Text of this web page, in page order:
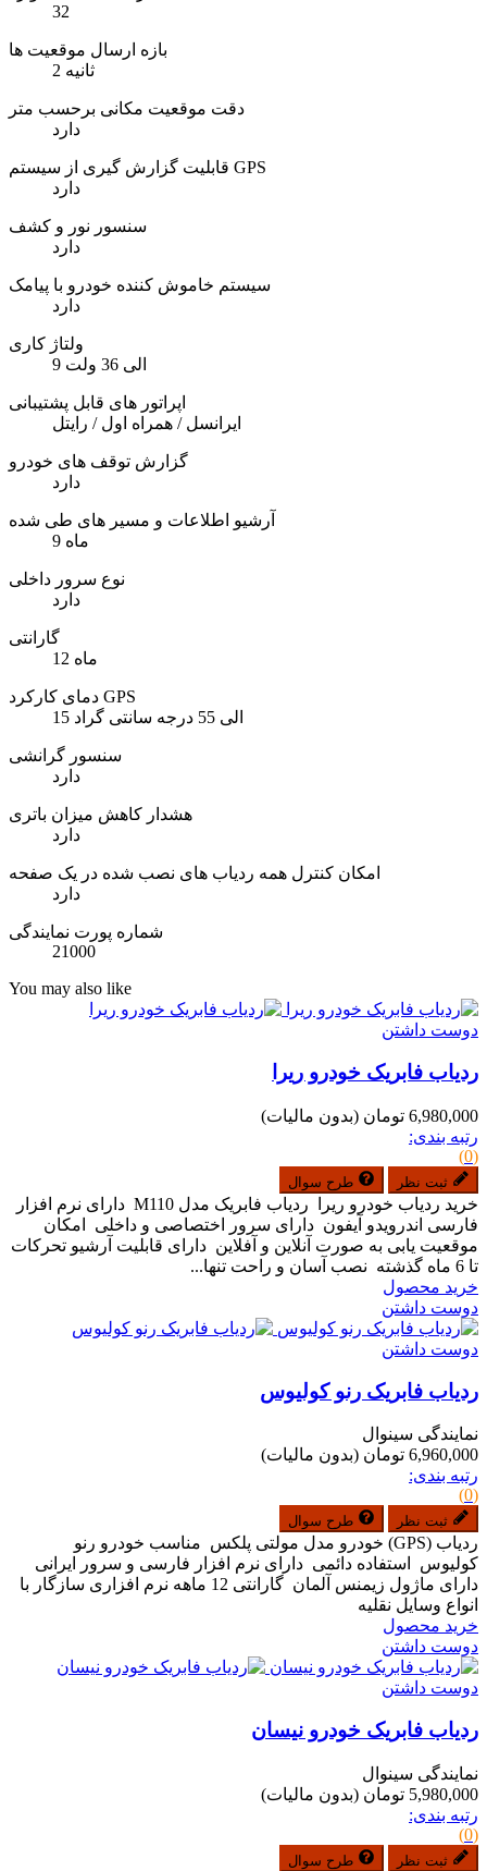
32
بازه ارسال موقعیت ها
2 ثانیه
دقت موقعیت مکانی برحسب متر
دارد
قابلیت گزارش گیری از سیستم GPS
دارد
سنسور نور و کشف
دارد
سیستم خاموش کننده خودرو با پیامک
دارد
ولتاژ کاری
9 الی 36 ولت
اپراتور های قابل پشتیبانی
ایرانسل / همراه اول / رایتل
گزارش توقف های خودرو
دارد
آرشیو اطلاعات و مسیر های طی شده
9 ماه
نوع سرور داخلی
دارد
گارانتی
12 ماه
دمای کارکرد GPS
15 الی 55 درجه سانتی گراد
سنسور گرانشی
دارد
هشدار کاهش میزان باتری
دارد
امکان کنترل همه ردیاب های نصب شده در یک صفحه
دارد
شماره پورت نمایندگی
21000
You may also like
دوست داشتن
ردیاب فابریک خودرو ریرا
6,980,000 تومان
(بدون مالیات)
رتبه بندی:
(0)
ثبت نظر طرح سوال
خرید ردیاب خودرو ریرا ردیاب فابریک مدل M110 دارای نرم افزار
فارسی اندرویدو آیفون دارای سرور اختصاصی و داخلی امکان
موقعیت یابی به صورت آنلاین و آفلاین دارای قابلیت آرشیو تحرکات
تا 6 ماه گذشته نصب آسان و راحت تنها...
خرید محصول
دوست داشتن
دوست داشتن
ردیاب فابریک رنو کولیوس
نمایندگی سینوال
6,960,000 تومان
(بدون مالیات)
رتبه بندی:
(0)
ثبت نظر طرح سوال
ردیاب (GPS) خودرو مدل مولتی پلکس مناسب خودرو رنو
کولیوس استفاده دائمی دارای نرم افزار فارسی و سرور ایرانی
دارای ماژول زیمنس آلمان گارانتی 12 ماهه نرم افزاری سازگار با
انواع وسایل نقلیه
خرید محصول
دوست داشتن
دوست داشتن
ردیاب فابریک خودرو نیسان
نمایندگی سینوال
5,980,000 تومان
(بدون مالیات)
رتبه بندی:
(0)
ثبت نظر طرح سوال